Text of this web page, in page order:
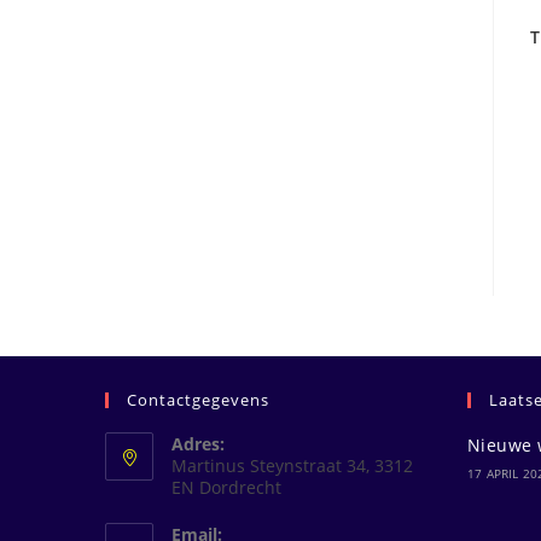
Contactgegevens
Adres:
Martinus Steynstraat 34, 3312
EN Dordrecht
Email:
Nieuwe
17 APRIL